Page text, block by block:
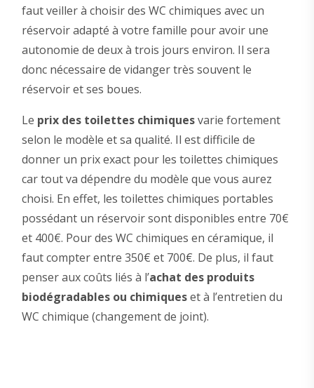
faut veiller à choisir des WC chimiques avec un
réservoir adapté à votre famille pour avoir une
autonomie de deux à trois jours environ. Il sera
donc nécessaire de vidanger très souvent le
réservoir et ses boues.
Le prix des toilettes chimiquesvarie fortement
selon le modèle et sa qualité. Il est difficile de
donner un prix exact pour les toilettes chimiques
car tout va dépendre du modèle que vous aurez
choisi. En effet, les toilettes chimiques portables
possédant un réservoir sont disponibles entre 70€
et 400€. Pour des WC chimiques en céramique, il
faut compter entre 350€ et 700€. De plus, il faut
penser aux coûts liés à l’achat des produits
biodégradables ou chimiqueset à l’entretien du
WC chimique (changement de joint).